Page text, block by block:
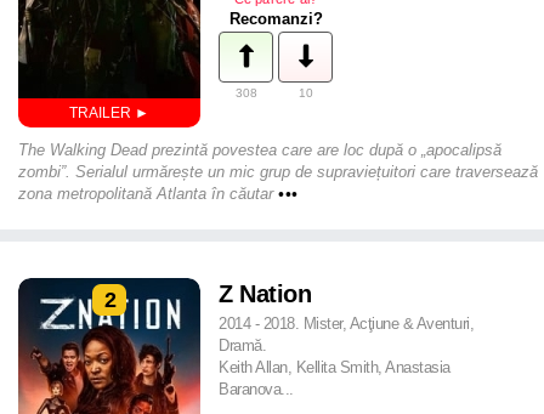
Recomanzi?
308 10
The Walking Dead prezintă povestea care are loc după o „apocalipsă
zombi”. Serialul urmărește un mic grup de supraviețuitori care traversează
zona metropolitană Atlanta în căutar •••
2 Z Nation
2014 - 2018. Mister, Acţiune & Aventuri,
Dramă.
Keith Allan, Kellita Smith, Anastasia
Baranova...